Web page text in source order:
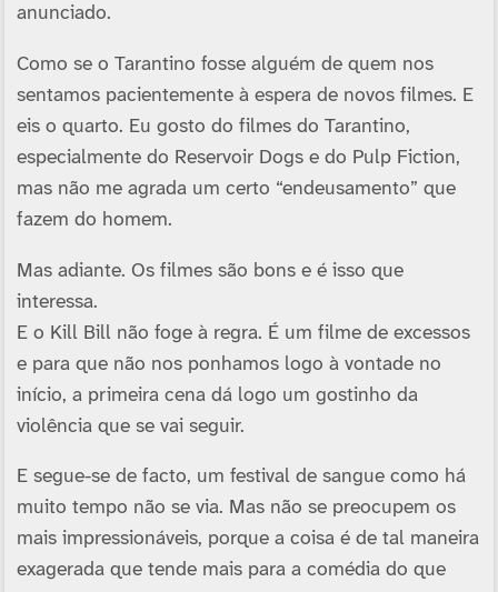
anunciado.
Como se o Tarantino fosse alguém de quem nos
sentamos pacientemente à espera de novos filmes. E
eis o quarto. Eu gosto do filmes do Tarantino,
especialmente do Reservoir Dogs e do Pulp Fiction,
mas não me agrada um certo “endeusamento” que
fazem do homem.
Mas adiante. Os filmes são bons e é isso que
interessa.
E o Kill Bill não foge à regra. É um filme de excessos
e para que não nos ponhamos logo à vontade no
início, a primeira cena dá logo um gostinho da
violência que se vai seguir.
E segue-se de facto, um festival de sangue como há
muito tempo não se via. Mas não se preocupem os
mais impressionáveis, porque a coisa é de tal maneira
exagerada que tende mais para a comédia do que